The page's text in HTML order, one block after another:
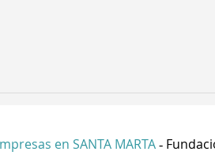
en SANTA MARTA -